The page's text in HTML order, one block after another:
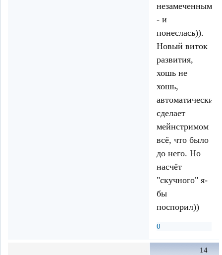
незамеченным)),
- и
понеслась)).
Новый виток
развития,
хошь не
хошь,
автоматически
сделает
мейнстримом
всё, что было
до него. Но
насчёт
"скучного" я-
бы
поспорил))
0
14